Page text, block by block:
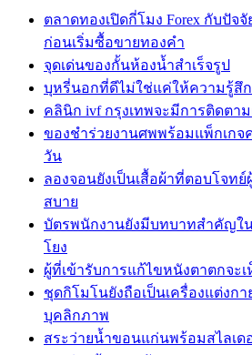
ตลาดทองเปิดกี่โมง Forex กับปั
ก่อนเริ่มซื้อขายทองคำ
จุดเด่นของกั้นห้องน้ำสำเร็จรูป
บุหรี่นอกที่ดีไม่ใช่แค่ให้ความรู้สึ
คลินิก ivf กรุงเทพจะมีการติดตา
ของชำร่วยงานศพพร้อมแพ็กเกจ
วัน
ลองจอนยังเป็นเสื้อผ้าที่ตอบโจท
สบาย
บัตรพนักงานยังมีบทบาทสำคัญใ
โยง
ผู้ที่เข้ารับการแก้ไขหนังตาตกจะ
ชุดกิโมโนยังถือเป็นเครื่องแต่งก
บุคลิกภาพ
สระว่ายน้ำขอนแก่นพร้อมสไลเด